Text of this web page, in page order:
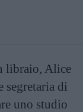
libraio, Alice
segretaria di
uno studio